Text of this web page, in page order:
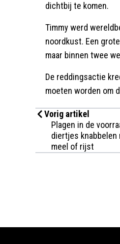
dichtbij te komen.
Timmy werd
noordkust. Een
maar binnen twee
De reddingsactie
moeten worden om
Vorig artikel
Plagen in de
diertjes knabbelen
meel of rijst